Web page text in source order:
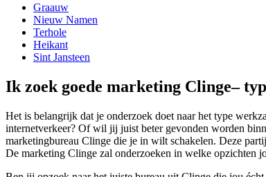
Graauw
Nieuw Namen
Terhole
Heikant
Sint Jansteen
Ik zoek goede marketing Clinge–
Het is belangrijk dat je onderzoek doet naar het type
internetverkeer? Of wil jij juist beter gevonden worden
marketingbureau Clinge die je in wilt schakelen. Deze
De marketing Clinge zal onderzoeken in welke opzichten